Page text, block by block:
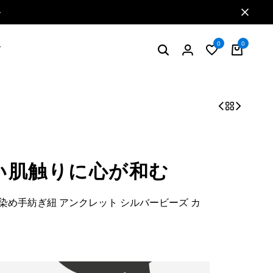
0 0
触りに心が和む
め手紡ぎ紐 アンクレット シルバービーズ カ